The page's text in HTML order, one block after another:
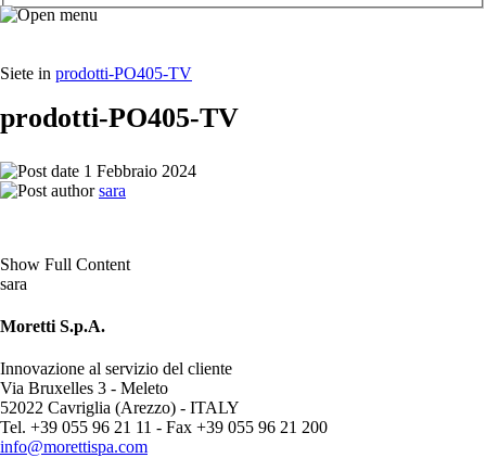
Siete in prodotti-PO405-TV
prodotti-PO405-TV
1 Febbraio 2024
sara
Show Full Content
sara
Moretti S.p.A.
Innovazione al servizio del cliente
Via Bruxelles 3 - Meleto
52022 Cavriglia (Arezzo) - ITALY
Tel. +39 055 96 21 11 - Fax +39 055 96 21 200
info@morettispa.com